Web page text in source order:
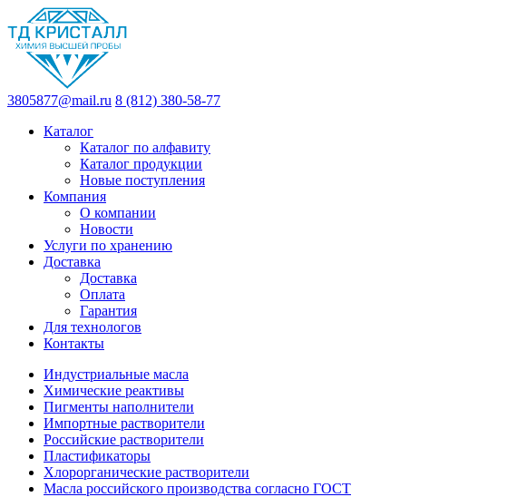
3805877@mail.ru 8 (812) 380-58-77
Каталог
Каталог по алфавиту
Каталог продукции
Новые поступления
Компания
О компании
Новости
Услуги по хранению
Доставка
Доставка
Оплата
Гарантия
Для технологов
Контакты
Индустриальные масла
Химические реактивы
Пигменты наполнители
Импортные растворители
Российские растворители
Пластификаторы
Хлорорганические растворители
Масла российского производства согласно ГОСТ